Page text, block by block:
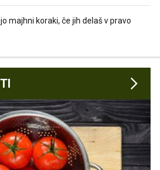
majhni koraki, če jih delaš v pravo